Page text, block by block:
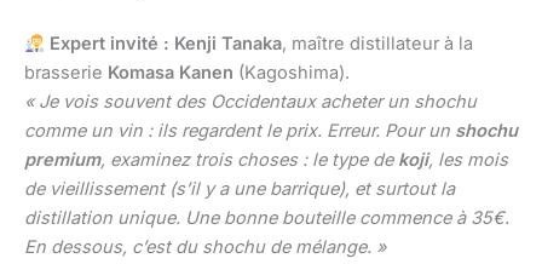
Expert invité : Kenji Tanaka, maître distillateur à la
brasserie Komasa Kanen (Kagoshima).
« Je vois souvent des Occidentaux acheter un shochu
comme un vin : ils regardent le prix. Erreur. Pour un shochu
premium, examinez trois choses : le type de koji, les mois
de vieillissement (s’il y a une barrique), et surtout la
distillation unique. Une bonne bouteille commence à 35€.
En dessous, c’est du shochu de mélange. »